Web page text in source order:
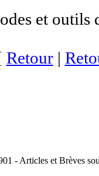
et outils
Retour|
- Articles et Brèves